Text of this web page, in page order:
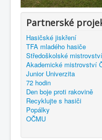
Partnerské
Hasičské jiskření
TFA mladého hasiče
Středoškolské
Akademické mistrovství
Junior Univerzita
72 hodin
Den boje proti rakovině
Recyklujte s hasiči
Popálky
OČMU